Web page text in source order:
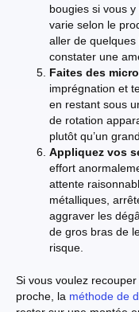
bougies si vous
varie selon le
aller de
constater une
Faites des
imprégnation et
en restant sous
de rotation
plutôt qu’un
Appliquez vos
effort
attente
métalliques,
aggraver les
de gros bras de
risque.
Si vous voulez
proche, la méthode de